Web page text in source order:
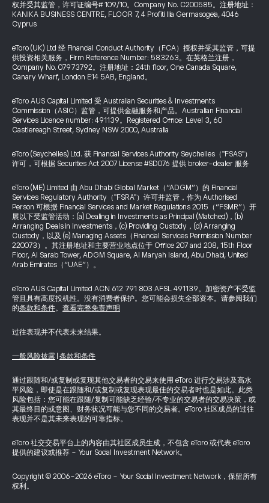
权并受其监管，许可证编号# 109/10。Company No. C200585。注册地址：
KANIKA BUSINESS CENTRE, FLOOR 7, 4 Profiti Ilia Germasogeia, 4046
Cyprus
eToro (UK) Ltd 经 Financial Conduct Authority（FCA）授权并受其监管，可提
供投资相关服务，Firm Reference Number: 583263。在英格兰注册，
Company No. 07973792。注册地址：24th floor, One Canada Square,
Canary Wharf, London E14 5AB, England。
eToro AUS Capital Limited 受 Australian Securities & Investments
Commission（ASIC）监管，可提供金融服务和产品。Australian Financial
Services Licence number: 491139。Registered Office: Level 3, 60
Castlereagh Street, Sydney NSW 2000, Australia
eToro (Seychelles) Ltd. 获 Financial Services Authority Seychelles（"FSAS"）
许可，可根据 Securities Act 2007 License #SD076 提供 broker-dealer 服务
eToro (ME) Limited 由 Abu Dhabi Global Market（“ADGM”）的 Financial
Services Regulatory Authority（"FSRA"）许可并监管，作为 Authorised
Person 可根据 Financial Services and Market Regulations 2015（“FSMR”）开
展以下受监管活动：(a) Dealing in Investments as Principal (Matched)，(b)
Arranging Deals in Investments，(c) Providing Custody，(d) Arranging
Custody，以及 (e) Managing Assets（Financial Services Permission Number
220073）。其注册地址和主要营业地点位于 Office 207 and 208, 15th Floor
Floor, Al Sarab Tower, ADGM Square, Al Maryah Island, Abu Dhabi, United
Arab Emirates（“UAE”）。
eToro AUS Capital Limited ACN 612 791 803 AFSL 491139。加密资产不受监
管且具有高度投机性。没有消费者保护。您可能会损失全部资本。请参阅我们
的条款和条件。 查看完整免责声明
过往表现并不代表未来结果。
一般风险披露 条款和条件
通过跟随和/或复制或复现其他交易者的交易来使用 eToro 进行交易涉及高水
平风险，即使是在跟随和/或复制或复现表现最佳的交易者时也是如此。此类
风险包括：您可能在跟随/复制可能缺乏经验/不专业的交易者的交易决策，或
其最终目的或意图、财务状况可能与您不同的交易者。eToro 社区成员的过往
表现并不是其未来表现的可靠指标。
eToro 社交交易平台上的内容由其社区成员生成，不包含 eToro 或代表 eToro
提供的建议或推荐 - Your Social Investment Network。
Copyright © 2006-2026 eToro - Your Social Investment Network，保留所有
权利。